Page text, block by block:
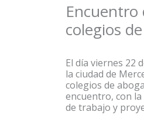
Encuentro
colegios
El día viernes 22
la ciudad de
colegios de
encuentro, con
de trabajo y